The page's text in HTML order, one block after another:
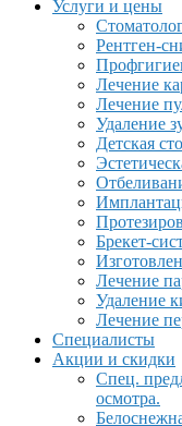
Услуги и цены
Рентген-
Лечение
Лечение
Удаление
Детская
Брекет-
Лечение
Удаление
Лечение
Специалисты
Акции и скидки
Спец.
осмотра.